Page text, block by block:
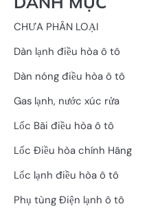
CHƯA PHÂN LOẠI
Dàn lạnh điều hòa ô tô
Dàn nóng điều hòa ô tô
Gas lạnh, nước xúc rửa
Lốc Bãi điều hòa ô tô
Lốc Điều hòa chính Hãng
Lốc lạnh điều hòa ô tô
Phụ tùng Điện lạnh ô tô